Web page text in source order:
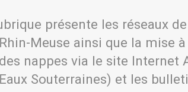
présente les réseaux
Meuse ainsi que la mise
nappes via le site Internet
Souterraines) et les